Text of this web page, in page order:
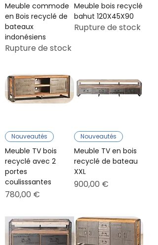
Meuble commode
en Bois recyclé de
bateaux
indonésiens
Rupture de stock
Meuble bois recyclé
bahut 120X45X90
Rupture de stock
Nouveautés
Meuble TV bois
recyclé avec 2
portes
coulisssantes
Prix
780,00 €
Nouveautés
Meuble TV en bois
recyclé de bateau
XXL
Prix
900,00 €